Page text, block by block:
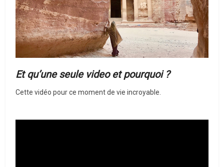
Et qu’une seule video et pourquoi ?
Cette vidéo pour ce moment de vie incroyable.